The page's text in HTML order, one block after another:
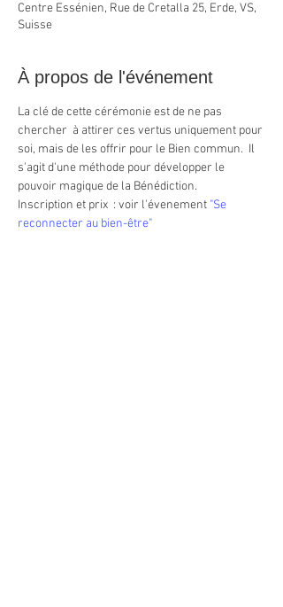
Centre Essénien, Rue de Cretalla 25, Erde, VS,
Suisse
À propos de l'événement
La clé de cette cérémonie est de ne pas
chercher  à attirer ces vertus uniquement pour
soi, mais de les offrir pour le Bien commun.  Il
s'agit d'une méthode pour développer le
pouvoir magique de la Bénédiction.
Inscription et prix  : voir l'évenement "Se
reconnecter au bien-être"